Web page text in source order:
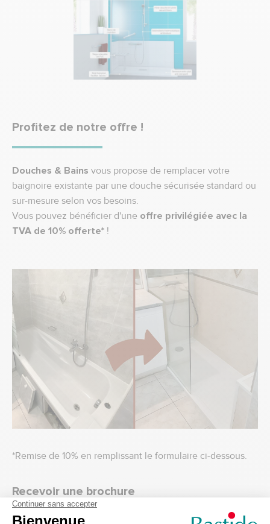
Profitez de notre offre !
Douches & Bains vous propose de remplacer votre
baignoire existante par une douche sécurisée standard ou
sur-mesure selon vos besoins.
Vous pouvez bénéficier d'une offre privilégiée avec la
TVA de 10% offerte* !
*Remise de 10% en remplissant le formulaire ci-dessous.
Recevoir une brochure